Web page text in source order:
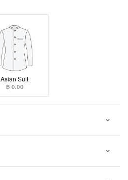
Asian Suit
฿ 0.00